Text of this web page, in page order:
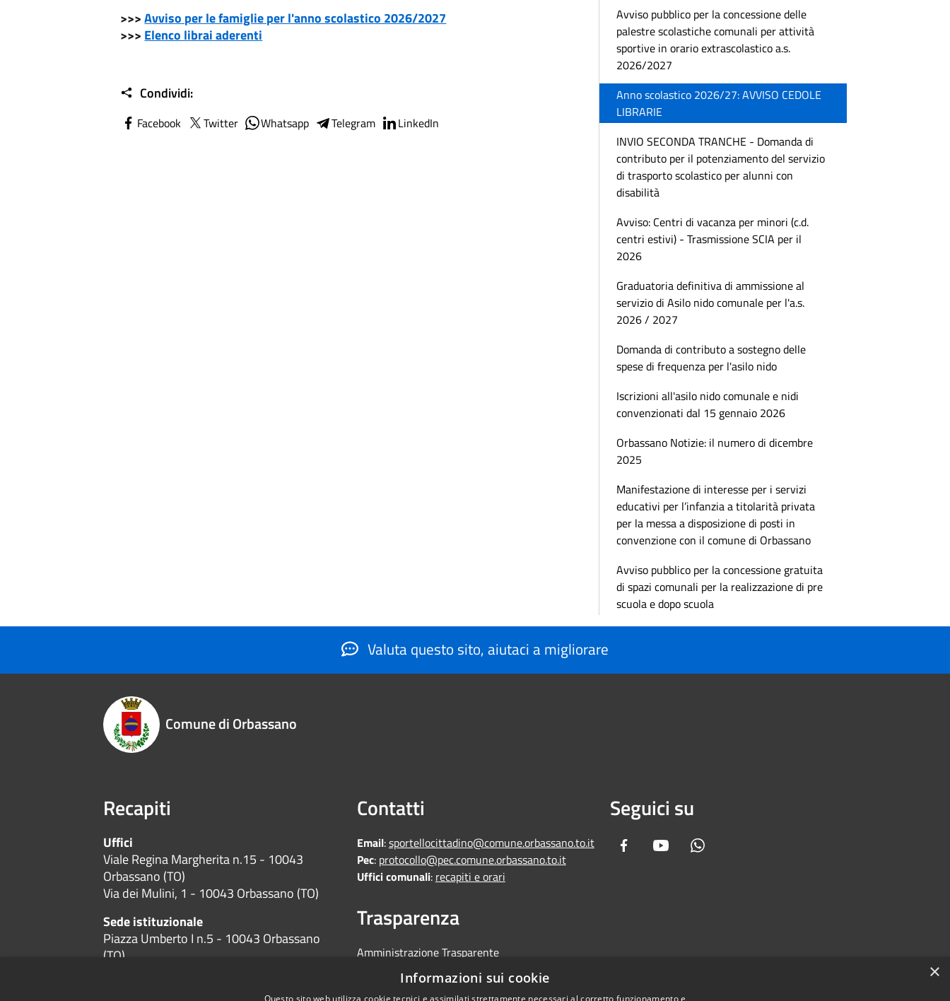
>>>Avviso per le famiglie per l'anno scolastico 2026/2027
>>> Elenco librai aderenti
Condividi:
Facebook Twitter Whatsapp Telegram LinkedIn
Avviso pubblico per la concessione delle
palestre scolastiche comunali per attività
sportive in orario extrascolastico a.s.
2026/2027
Anno scolastico 2026/27: AVVISO CEDOLE
LIBRARIE
INVIO SECONDA TRANCHE - Domanda di
contributo per il potenziamento del servizio
di trasporto scolastico per alunni con
disabilità
Avviso: Centri di vacanza per minori (c.d.
centri estivi) - Trasmissione SCIA per il
2026
Graduatoria definitiva di ammissione al
servizio di Asilo nido comunale per l'a.s.
2026 / 2027
Domanda di contributo a sostegno delle
spese di frequenza per l'asilo nido
Iscrizioni all'asilo nido comunale e nidi
convenzionati dal 15 gennaio 2026
Orbassano Notizie: il numero di dicembre
2025
Manifestazione di interesse per i servizi
educativi per l’infanzia a titolarità privata
per la messa a disposizione di posti in
convenzione con il comune di Orbassano
Avviso pubblico per la concessione gratuita
di spazi comunali per la realizzazione di pre
scuola e dopo scuola
Valuta questo sito, aiutaci a migliorare
Comune di Orbassano
Recapiti
Uffici
Viale Regina Margherita n.15 - 10043
Orbassano (TO)
Via dei Mulini, 1 - 10043 Orbassano (TO)
Sede istituzionale
Piazza Umberto I n.5 - 10043 Orbassano
(TO)
Contatti
Email:sportellocittadino@comune.orbassano.to.it
Pec: protocollo@pec.comune.orbassano.to.it
Uffici comunali: recapiti e orari
Trasparenza
Amministrazione Trasparente
Informative Privacy
Area riservata
Seguici su
Facebook Youtube
×
Informazioni sui cookie
Questo sito web utilizza cookie tecnici e assimilati strettamente necessari al corretto funzionamento e